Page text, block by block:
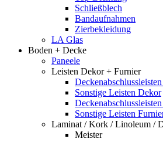
Schließblech
Bandaufnahmen
Zierbekleidung
LA Glas
Boden + Decke
Paneele
Leisten Dekor + Furnier
Sonstige Leisten Dekor
Sonstige Leisten
Laminat / Kork / Linoleum /
Meister